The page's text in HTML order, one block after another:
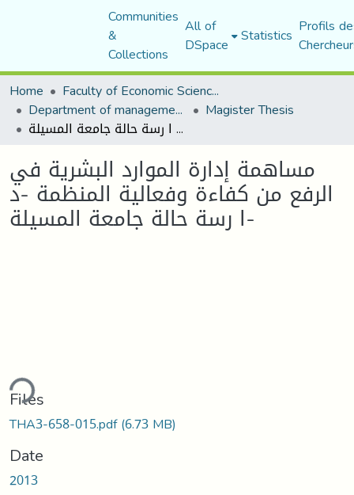
Communities
&
Collections
All of
DSpace Statistics Profils
Home
Faculty of Economic Sciences, Commerce and Management Sciences
Department of management sciences Magister Thesis
مساهمة إدارة الموارد البشرية في الرفع من كفاءة وفعالية المنظمة -د ا رسة حالة جامعة المسيلة-
مساهمة إدارة الموارد البشرية في
الرفع من كفاءة وفعالية المنظمة -د
ا رسة حالة جامعة المسيلة-
Files
THA3-658-015.pdf(6.73 MB)
Date
2013